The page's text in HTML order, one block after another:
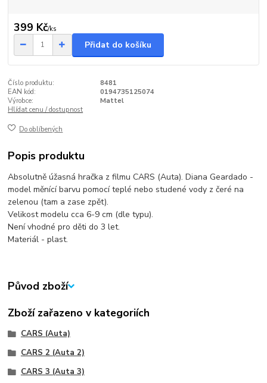
399 Kč/ks
Přidat do košíku
Číslo produktu:
8481
EAN kód:
0194735125074
Výrobce:
Mattel
Hlídat cenu / dostupnost
Do oblíbených
Popis produktu
Absolutně úžasná hračka z filmu CARS (Auta). Diana Geardado -
model měnící barvu pomocí teplé nebo studené vody z čeré na
zelenou (tam a zase zpět).
Velikost modelu cca 6-9 cm (dle typu).
Není vhodné pro děti do 3 let.
Materiál - plast.
Původ zboží
Zboží zařazeno v kategoriích
CARS (Auta)
CARS 2 (Auta 2)
CARS 3 (Auta 3)